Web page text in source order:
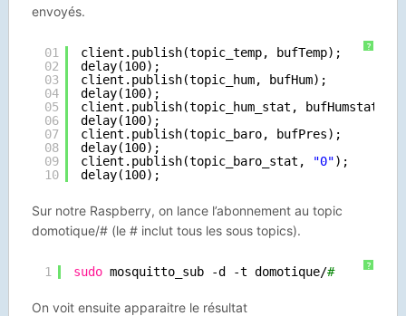
envoyés.
?
01
02
03
04
05
06
07
08
09
10
client.publish(topic_temp, bufTemp);
delay(100);
client.publish(topic_hum, bufHum);
delay(100);
client.publish(topic_hum_stat, bufHumstat);
delay(100);
client.publish(topic_baro, bufPres);
delay(100);
client.publish(topic_baro_stat,
"0");
delay(100);
Sur notre Raspberry, on lance l’abonnement au topic
domotique/# (le # inclut tous les sous topics).
?
1 sudo mosquitto_sub -d -t domotique/#
On voit ensuite apparaitre le résultat